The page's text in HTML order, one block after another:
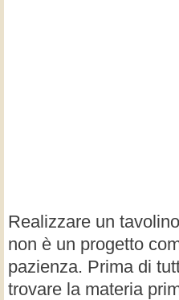
Realizzare un
non è un progetto
pazienza. Prima di
trovare la materia